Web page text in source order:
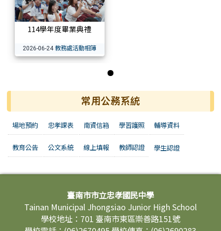
114學年度畢業典禮
2026-06-24 教務處活動相簿
常用公務系統
場地預約 忠孝課表 南資信箱 學習護照 輔導資料
教育公告 公文系統 線上填報 教師認證 學生認證
頁尾區域內容臺南市市立忠孝國民中學
Tainan Municipal Jhongsiao Junior High School
學校地址：701 臺南市東區崇善路151號